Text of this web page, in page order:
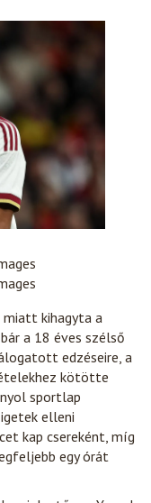
kihagyta a
a 18 éves szélső
edzéseire, a
kötötte
sportlap
elleni
kap csereként, míg
egy órát